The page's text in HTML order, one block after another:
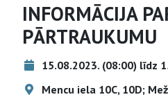
INFORMĀCIJA
PĀRTRAUKUMU
15.08.2023. (08:00) līdz
Mencu iela 10C, 10D;